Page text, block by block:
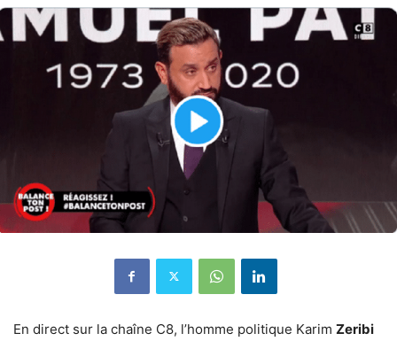
En direct sur la chaîne C8, l’homme politique Karim Zeribi